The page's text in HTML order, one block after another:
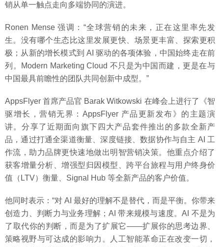
销从单一触点走向多端协同的演进。
Ronen Mense 强调：“全球营销的未来，正在这里率先发
生。没有哪个生态比这里发展更快、场景更丰富、探索更积
极；从新的增长模式到 AI 驱动的各项体验，中国始终走在前
列。Modern Marketing Cloud 不只是为中国而建，更是在与
中国最具前瞻性的团队共同创新中成型。”
AppsFlyer 首席产品官 Barak Witkowski 在峰会上进行了《智
驱增长，营销无界：AppsFlyer 产品更新发布》的主题演
讲。分享了近期面向旗下四大产品套件推出的多款全新产
品，通过打通全渠道衡量、深度链接、数据协作与自主 AI 工
作流，助力品牌更快速地做出明智营销决策。他重点介绍了
获客增量分析、增强型归因模型、跨平台旅程与用户终身价
值（LTV）衡量、Signal Hub 等全新产品的客户价值。
他同时表示：“对 AI 最好的理解不是替代，而是平衡。你带来
创造力、判断力与业务理解；AI 带来规模与速度。AI 不是为
了取代你的判断，而是为了扩展它——扩展你的思考边界、
策略视野与可达成的影响力。人工智能革命正在改变一切，